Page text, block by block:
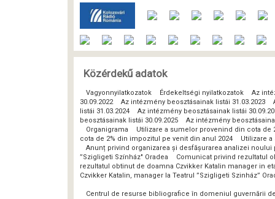
Közérdekű adatok
Vagyonnyilatkozatok Érdekeltségi nyilatkozatok
Az
30.09.2022
Az intézmény beosztásainak listái 31.03.2023
listái 31.03.2024
Az intézmény beosztásainak listái
beosztásainak listái 30.09.2025
Az intézmény
Organigrama
Utilizare a sumelor provenind din cota
cota de 2% din impozitul pe venit din anul 2024
Utilizare
Anunț privind organizarea și desfășurarea analizei
”Szigligeti Színház" Oradea
Comunicat privind rezultatul
rezultatul obtinut de doamna Czvikker Katalin manager in
Czvikker Katalin, manager la Teatrul ”Szigligeti Szinház”
Centrul de resurse bibliografice în domeniul guvernării